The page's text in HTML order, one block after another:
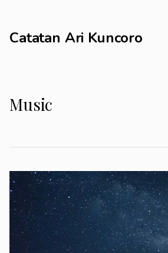
Catatan Ari Kuncoro
Music